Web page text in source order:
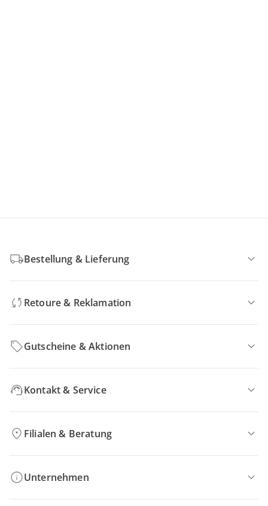
Bestellung & Lieferung
Retoure & Reklamation
Gutscheine & Aktionen
Kontakt & Service
Filialen & Beratung
Unternehmen